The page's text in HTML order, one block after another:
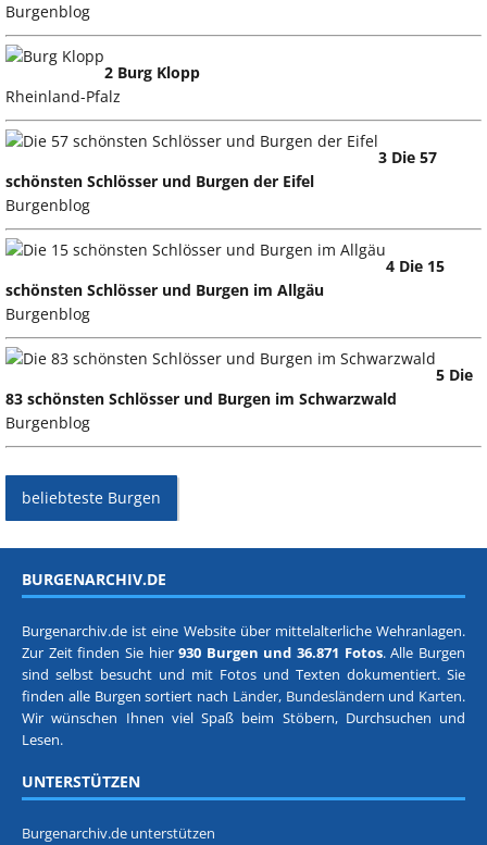
Burgenblog
2 Burg Klopp
Rheinland-Pfalz
3 Die 57
schönsten Schlösser und Burgen der Eifel
Burgenblog
4 Die 15
schönsten Schlösser und Burgen im Allgäu
Burgenblog
5 Die
83 schönsten Schlösser und Burgen im Schwarzwald
Burgenblog
beliebteste Burgen
BURGENARCHIV.DE
Burgenarchiv.de ist eine Website über mittelalterliche Wehranlagen.
Zur Zeit finden Sie hier930 Burgen und 36.871 Fotos. Alle Burgen
sind selbst besucht und mit Fotos und Texten dokumentiert. Sie
finden alle Burgen sortiert nach Länder, Bundesländern und Karten.
Wir wünschen Ihnen viel Spaß beim Stöbern, Durchsuchen und
Lesen.
UNTERSTÜTZEN
Burgenarchiv.de unterstützen